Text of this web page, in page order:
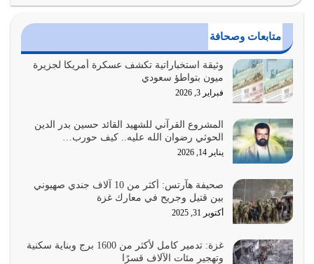
وعد الله تعالى من يُقتل في سبيله بالحياة الأبدية والرزق
والاستبشار والنجاة والخلود في…
يوليو 29, 2026
القرآن الكريم هو أهم مصدر لمعرفة رسول الله معرفة سيرته
معرفة شخصيته معرفة عظمته
يوليو 28, 2026
هل نحن من الصالحين؟ قيِّم نفسك هنا اترك القرآن على أصله
وأعرض نفسك، وأعرض ما لديك على…
يوليو 27, 2026
عندما يكون عدوك هو عدو الله معناه أن تكون نقاط الضعف
فيه كثيرة وسينصرك الله عليه إذا…
يوليو 26, 2026
متابعات وصحافة
وثيقة استخباراتية تكشف عسكرة أمريكا لجزيرة
ميون بتواطؤ سعودي
فبراير 3, 2026
المشروع القرآني للشهيد القائد حسين بدر الدين
الحوثي رضوان الله عليه.. كيف حورب…
يناير 14, 2026
صحيفة هآرتس: أكثر من 10 آلاف جندي صهيوني
بين قتيل وجريح في معارك غزة
أكتوبر 31, 2025
غزة: تدمير كامل لأكثر من 1600 برج وبناية سكنية
وتهجير مئات الآلاف قسرًا